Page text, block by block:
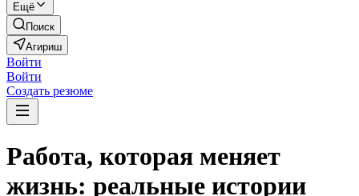
Ещё
Поиск
Агириш
Войти
Войти
Создать резюме
Работа, которая меняет
жизнь: реальные истории